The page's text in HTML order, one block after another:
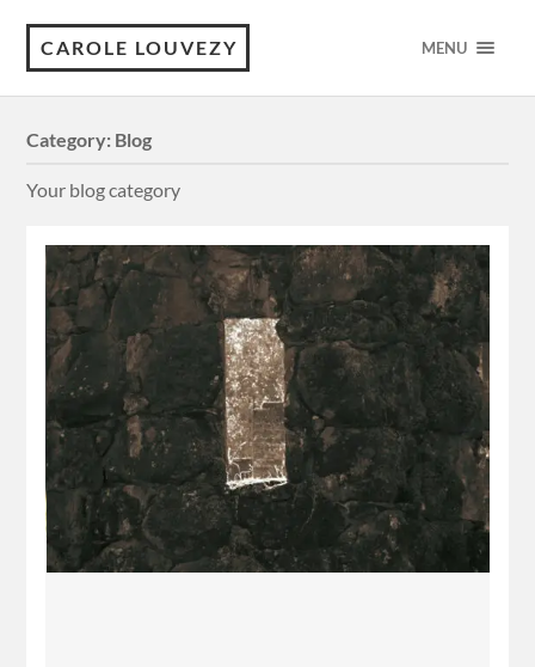
CAROLE LOUVEZY MENU
Category: Blog
Your blog category